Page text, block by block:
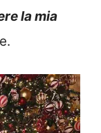
la mia